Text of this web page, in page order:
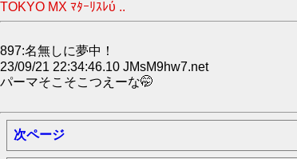
TOKYO MX ﾏﾀｰﾘｽﾚύ ..
897:名無しに夢中！
23/09/21 22:34:46.10 JMsM9hw7.net
パーマそこそこつえーな🤭
次ページ